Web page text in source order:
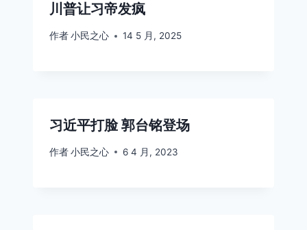
川普让习帝发疯
作者小民之心 14 5 月, 2025
习近平打脸 郭台铭登场
作者小民之心 6 4 月, 2023